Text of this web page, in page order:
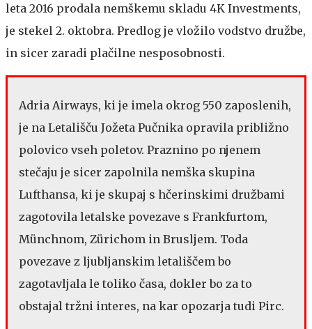
leta 2016 prodala nemškemu skladu 4K Investments,
je stekel 2. oktobra. Predlog je vložilo vodstvo družbe,
in sicer zaradi plačilne nesposobnosti.
Adria Airways, ki je imela okrog 550 zaposlenih,
je na Letališču Jožeta Pučnika opravila približno
polovico vseh poletov. Praznino po njenem
stečaju je sicer zapolnila nemška skupina
Lufthansa, ki je skupaj s hčerinskimi družbami
zagotovila letalske povezave s Frankfurtom,
Münchnom, Zürichom in Brusljem. Toda
povezave z ljubljanskim letališčem bo
zagotavljala le toliko časa, dokler bo za to
obstajal tržni interes, na kar opozarja tudi Pirc.